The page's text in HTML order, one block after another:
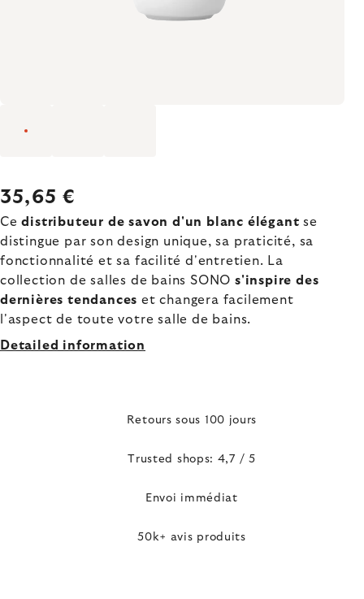
35,65 €
Cedistributeur de savon d'un blanc élégant se
distingue par son design unique, sa praticité, sa
fonctionnalité et sa facilité d'entretien. La
collection de salles de bains SONOs'inspire des
dernières tendances et changera facilement
l'aspect de toute votre salle de bains.
Detailed information
Retours sous 100 jours
Trusted shops: 4,7 / 5
Envoi immédiat
50k+ avis produits